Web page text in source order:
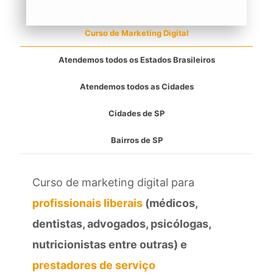
Curso de Marketing Digital
Atendemos todos os Estados Brasileiros
Atendemos todos as Cidades
Cidades de SP
Bairros de SP
Curso de marketing digital para
profissionais liberais (médicos,
dentistas, advogados, psicólogas,
nutricionistas entre outras) e
prestadores de serviço